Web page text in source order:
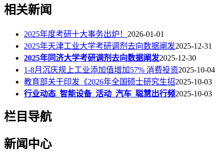
相关新闻
2025年度考研十大事务出炉！ 2026-01-01
2025年天津工业大学考研调剂去向数据阐发2025-12-31
2025年同济大学考研调剂去向数据阐发2025-12-30
1-8月沉庆规上工业添加值增加57% 消费投资2025-10-04
教育部关于印发《2026年全国硕士研究生招2025-10-03
行业动态_智能设备_活动_汽车_聪慧出行频2025-10-03
栏目导航
新闻中心